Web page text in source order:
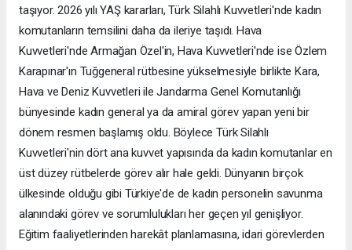
taşıyor. 2026 yılı YAŞ kararları, Türk Silahlı Kuvvetleri'nde kadın
komutanların temsilini daha da ileriye taşıdı. Hava
Kuvvetleri'nde Armağan Özel'in, Hava Kuvvetleri'nde ise Özlem
Karapınar'ın Tuğgeneral rütbesine yükselmesiyle birlikte Kara,
Hava ve Deniz Kuvvetleri ile Jandarma Genel Komutanlığı
bünyesinde kadın general ya da amiral görev yapan yeni bir
dönem resmen başlamış oldu. Böylece Türk Silahlı
Kuvvetleri'nin dört ana kuvvet yapısında da kadın komutanlar en
üst düzey rütbelerde görev alır hale geldi. Dünyanın birçok
ülkesinde olduğu gibi Türkiye'de de kadın personelin savunma
alanındaki görev ve sorumlulukları her geçen yıl genişliyor.
Eğitim faaliyetlerinden harekât planlamasına, idari görevlerden